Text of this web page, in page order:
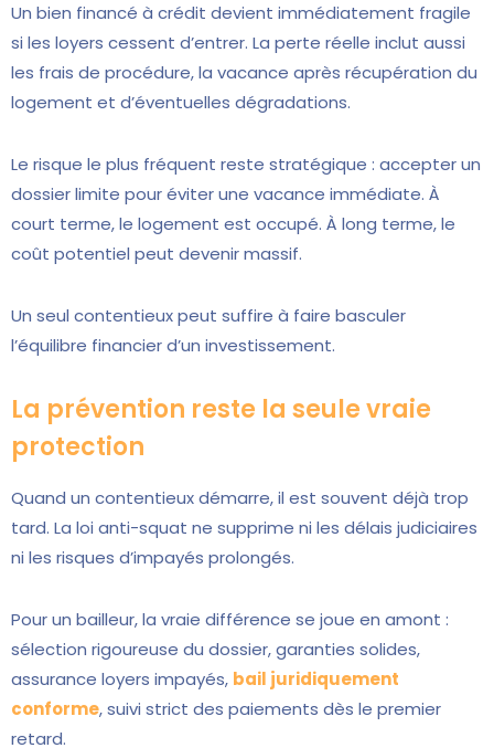
Un bien financé à crédit devient immédiatement fragile
si les loyers cessent d’entrer. La perte réelle inclut aussi
les frais de procédure, la vacance après récupération du
logement et d’éventuelles dégradations.
Le risque le plus fréquent reste stratégique : accepter un
dossier limite pour éviter une vacance immédiate. À
court terme, le logement est occupé. À long terme, le
coût potentiel peut devenir massif.
Un seul contentieux peut suffire à faire basculer
l’équilibre financier d’un investissement.
La prévention reste la seule vraie
protection
Quand un contentieux démarre, il est souvent déjà trop
tard. La loi anti-squat ne supprime ni les délais judiciaires
ni les risques d’impayés prolongés.
Pour un bailleur, la vraie différence se joue en amont :
sélection rigoureuse du dossier, garanties solides,
assurance loyers impayés, bail juridiquement
conforme, suivi strict des paiements dès le premier
retard.